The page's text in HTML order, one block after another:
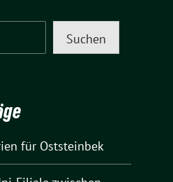
Suchen
für Oststeinbek